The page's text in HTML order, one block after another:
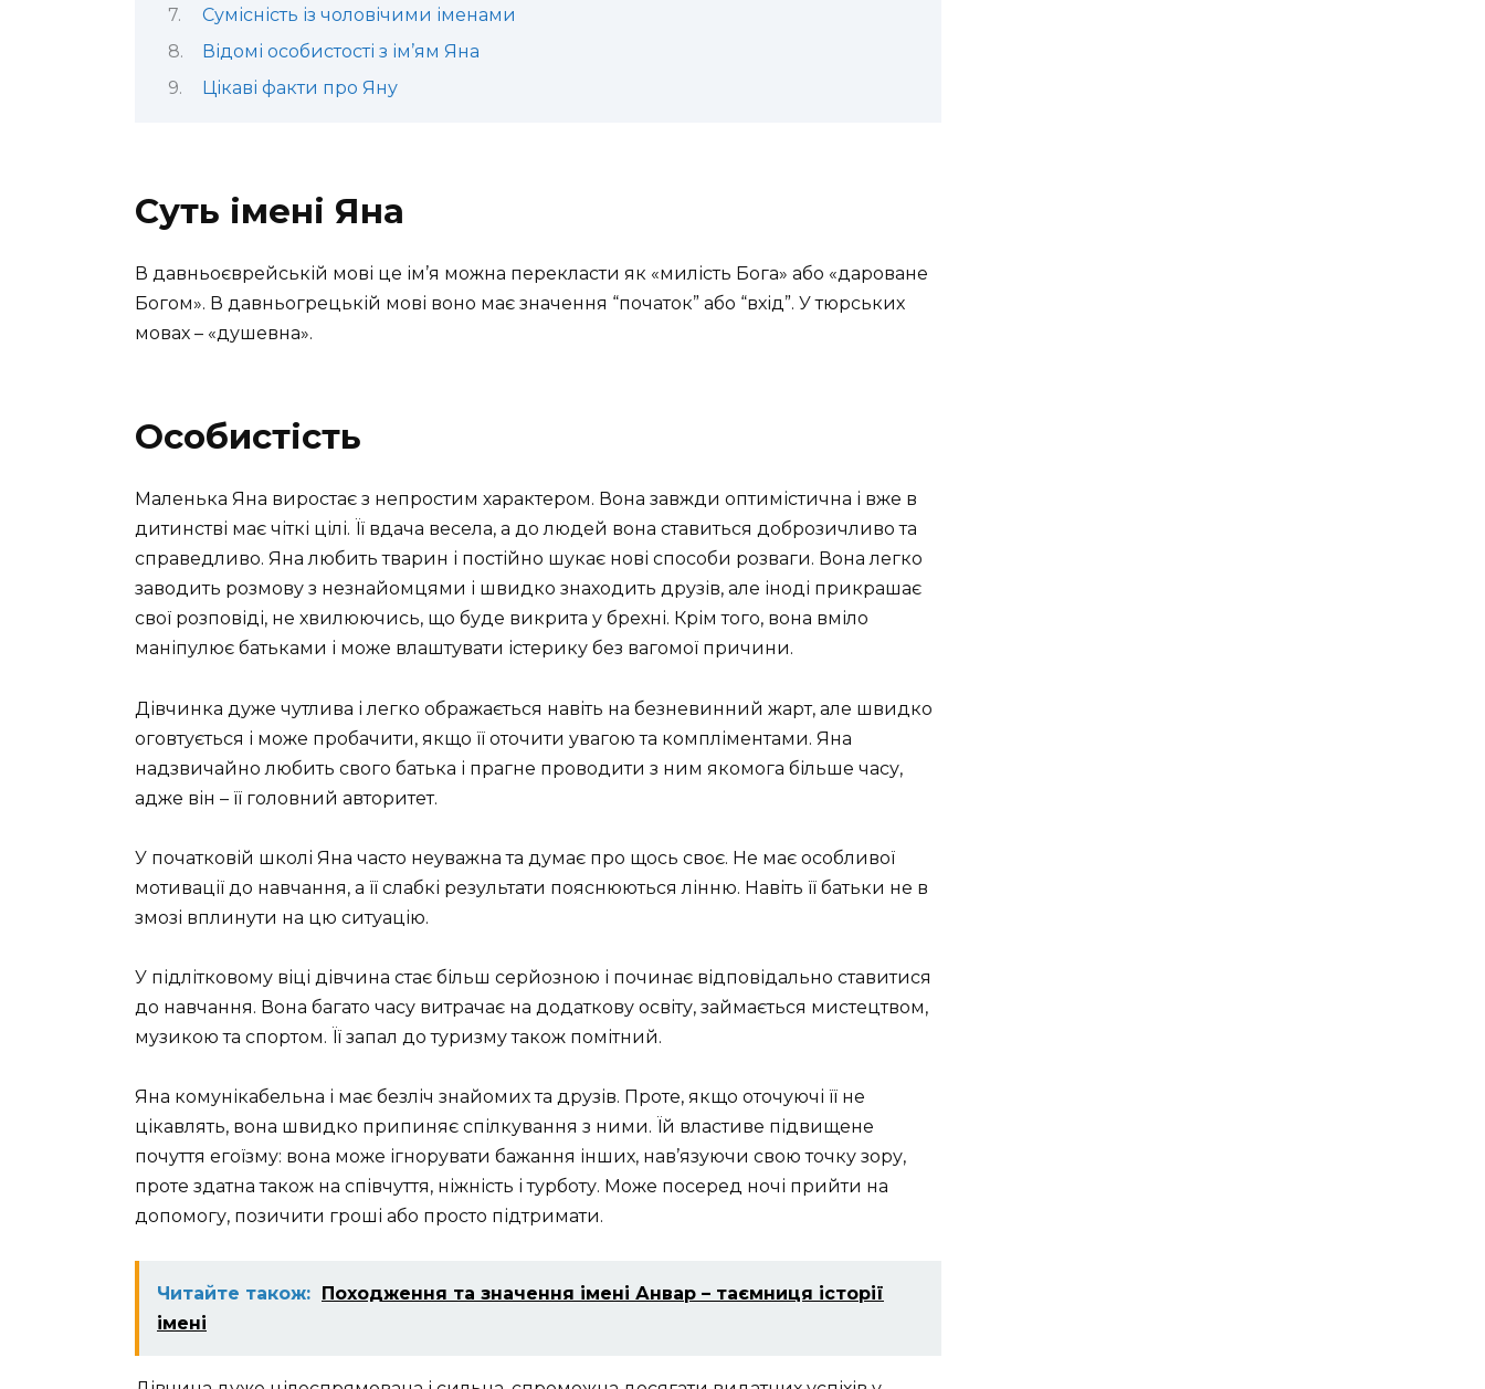
Сумісність із чоловічими іменами
Відомі особистості з ім’ям Яна
Цікаві факти про Яну
Суть імені Яна
В давньоєврейській мові це ім’я можна перекласти як «милість Бога» або «дароване
Богом». В давньогрецькій мові воно має значення “початок” або “вхід”. У тюрських
мовах – «душевна».
Особистість
Маленька Яна виростає з непростим характером. Вона завжди оптимістична і вже в
дитинстві має чіткі цілі. Її вдача весела, а до людей вона ставиться доброзичливо та
справедливо. Яна любить тварин і постійно шукає нові способи розваги. Вона легко
заводить розмову з незнайомцями і швидко знаходить друзів, але іноді прикрашає
свої розповіді, не хвилюючись, що буде викрита у брехні. Крім того, вона вміло
маніпулює батьками і може влаштувати істерику без вагомої причини.
Дівчинка дуже чутлива і легко ображається навіть на безневинний жарт, але швидко
оговтується і може пробачити, якщо її оточити увагою та компліментами. Яна
надзвичайно любить свого батька і прагне проводити з ним якомога більше часу,
адже він – її головний авторитет.
У початковій школі Яна часто неуважна та думає про щось своє. Не має особливої
мотивації до навчання, а її слабкі результати пояснюються лінню. Навіть її батьки не в
змозі вплинути на цю ситуацію.
У підлітковому віці дівчина стає більш серйозною і починає відповідально ставитися
до навчання. Вона багато часу витрачає на додаткову освіту, займається мистецтвом,
музикою та спортом. Її запал до туризму також помітний.
Яна комунікабельна і має безліч знайомих та друзів. Проте, якщо оточуючі її не
цікавлять, вона швидко припиняє спілкування з ними. Їй властиве підвищене
почуття егоїзму: вона може ігнорувати бажання інших, нав’язуючи свою точку зору,
проте здатна також на співчуття, ніжність і турботу. Може посеред ночі прийти на
допомогу, позичити гроші або просто підтримати.
Читайте також:
Походження та значення імені Анвар – таємниця історії
імені